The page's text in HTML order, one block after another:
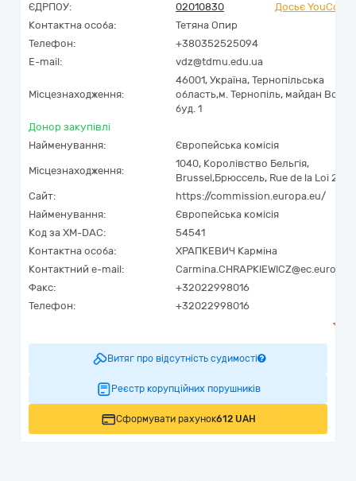
ЄДРПОУ:
02010830
Досьє
Контактна особа:
Тетяна Опир
Телефон:
+380352525094
E-mail:
vdz@tdmu.edu.ua
Місцезнаходження:
46001, Україна, Тернопільська
область,м. Тернопіль, майдан Волі,
буд. 1
Донор закупівлі
Найменування:
Європейська комісія
Місцезнаходження:
1040, Королівство Бельгія,
Brussel,Брюссель, Rue de la Loi 200
Сайт:
https://commission.europa.eu/
Найменування:
Європейська комісія
Код за XM-DAC:
54541
Контактна особа:
ХРАПКЕВИЧ Карміна
Контактний e-mail:
Факс:
+32022998016
Телефон:
+32022998016
Витяг про відсутність судимості
Реєстр корупційних порушників
Сформувати рахунок612 UAH